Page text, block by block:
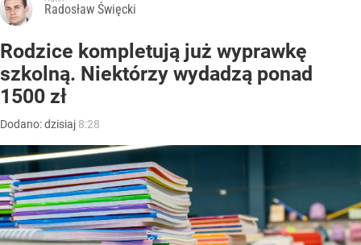
Radosław Święcki
Rodzice kompletują już wyprawkę
szkolną. Niektórzy wydadzą ponad
1500 zł
Dodano:dzisiaj 8:28